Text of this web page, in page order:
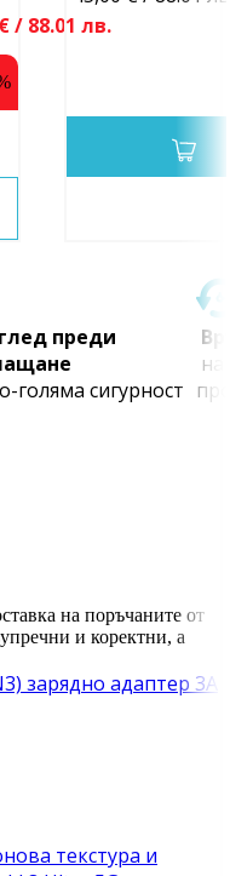
/ 88.01 лв.
голяма сигурност
на поръчаните от
и коректни, а
зарядно адаптер 3A
текстура и